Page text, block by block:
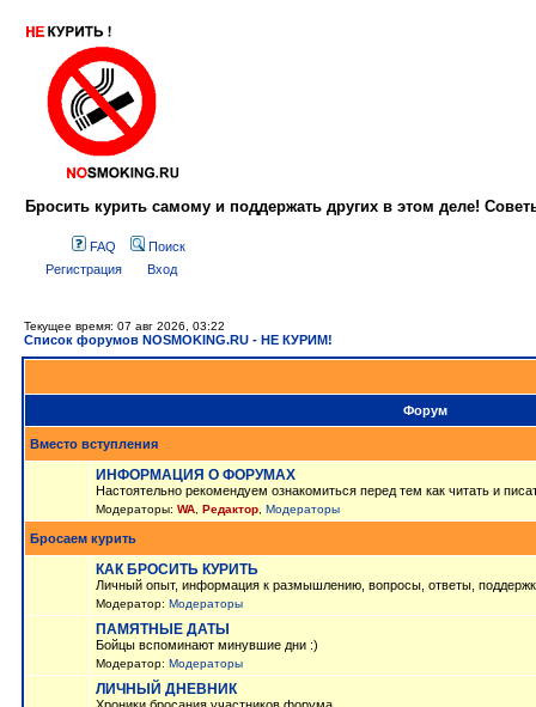
Бросить курить самому и поддержать других в этом деле!
FAQ
Поиск
Регистрация
Вход
Текущее время: 07 авг 2026, 03:22
Список форумов NOSMOKING.RU - НЕ КУРИМ!
Форум
Вместо вступления
ИНФОРМАЦИЯ О ФОРУМАХ
Настоятельно рекомендуем ознакомиться перед тем как читать и
Модераторы: WA Редактор Модераторы
Бросаем курить
КАК БРОСИТЬ КУРИТЬ
Личный опыт, информация к размышлению, вопросы, ответы,
Модератор: Модераторы
ПАМЯТНЫЕ ДАТЫ
Бойцы вспоминают минувшие дни :)
Модератор: Модераторы
ЛИЧНЫЙ ДНЕВНИК